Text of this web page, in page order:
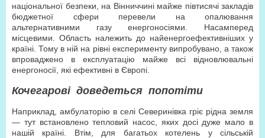
національної безпеки, на Вінниччині майже півтисячі закладів
бюджетної сфери перевели на опалювання
альтернативними газу енергоносіями. Насамперед
місцевими. Область належить до найенергоефективніших у
країні. Тому в ній на рівні експерименту випробувано, а також
впроваджено в експлуатацію майже всі відновлювальні
енергоносії, які ефективні в Європі.
Кочегарові доведеться попотіти
Наприклад, амбулаторію в селі Северинівка гріє рідна земля
— тут встановлено тепловий насос, яких досі дуже мало в
нашій країні. Втім, для багатьох котелень у сільській